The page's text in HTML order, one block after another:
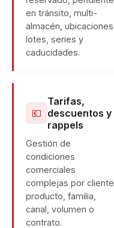
en tránsito, multi-
almacén, ubicaciones,
lotes, series y
caducidades.
💶
Tarifas,
descuentos y
rappels
Gestión de
condiciones
comerciales
complejas por cliente,
producto, familia,
canal, volumen o
contrato.